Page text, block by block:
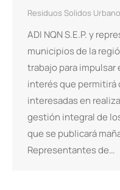
Residuos Solidos
ADI NQN S.E.P. y
municipios de la
trabajo para impulsar
interés que permitirá
interesadas en
gestión integral de
que se publicará
Representantes de…